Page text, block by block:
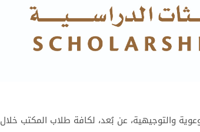
والتوجيهية، عن بُعد، لكافة طلاب المكتب خلال